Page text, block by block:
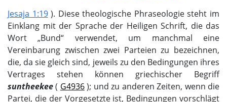
Jesaja 1:19). Diese theologische Phraseologie steht im
Einklang mit der Sprache der Heiligen Schrift, die das
Wort „Bund“ verwendet, um manchmal eine
Vereinbarung zwischen zwei Parteien zu bezeichnen,
die, da sie gleich sind, jeweils zu den Bedingungen ihres
Vertrages stehen können griechischer Begriff
suntheekee( G4936); und zu anderen Zeiten, wenn die
Partei, die der Vorgesetzte ist, Bedingungen vorschlägt